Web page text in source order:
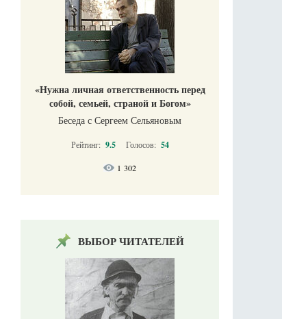
«Нужна личная ответственность перед
собой, семьей, страной и Богом»
Беседа с Сергеем Сельяновым
Рейтинг: 9.5 Голосов: 54
1 302
ВЫБОР ЧИТАТЕЛЕЙ